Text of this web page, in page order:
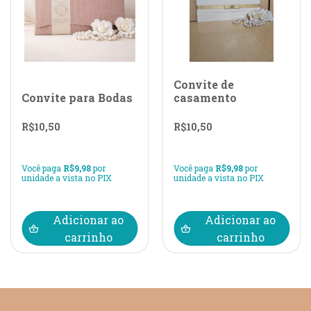
Convite para Bodas
R$10,50
Você paga R$9,98por
unidade a vista no PIX
Adicionar ao
carrinho
Convite de
casamento
R$10,50
Você paga R$9,98por
unidade a vista no PIX
Adicionar ao
carrinho